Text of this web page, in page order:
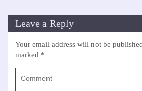
Leave a Reply
Your email address will not be
marked *